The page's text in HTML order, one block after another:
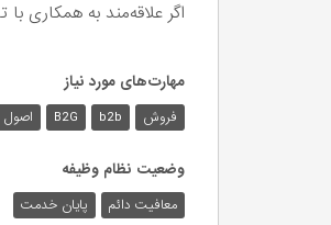
اگر علاقه‌مند به همکاری
مهارت‌های مورد نیاز
فروش b2b
B2G اصول
وضعیت نظام وظیفه
معافیت دائم پایان خدمت